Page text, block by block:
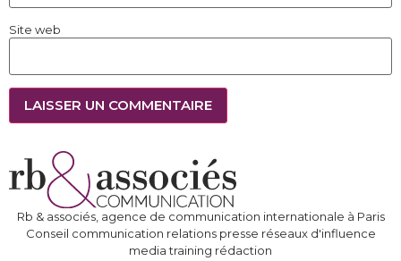
Site web
Rb & associés, agence de communication internationale à Paris
Conseil communication relations presse réseaux d'influence
media training rédaction